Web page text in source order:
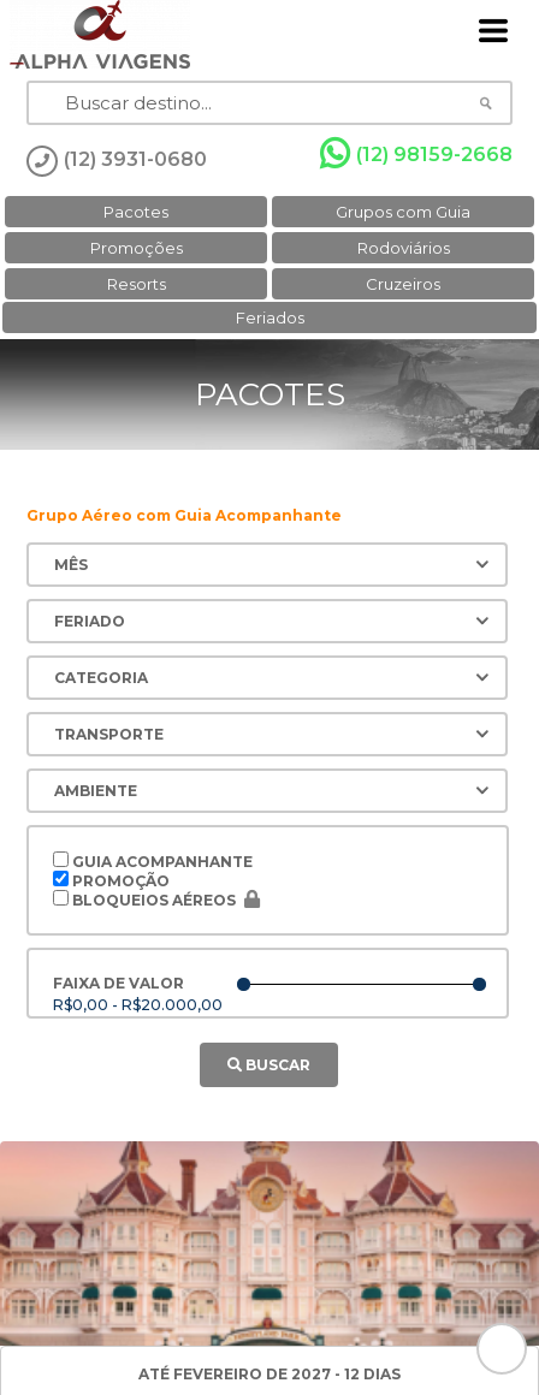
(12) 3931-0680 (12) 98159-2668
Pacotes
Grupos com Guia
Promoções
Rodoviários
Resorts
Cruzeiros
Feriados
PACOTES
Grupo Aéreo com Guia Acompanhante
GUIA ACOMPANHANTE
PROMOÇÃO
BLOQUEIOS AÉREOS
FAIXA DE VALOR
R$0,00 - R$20.000,00
BUSCAR
ATÉ FEVEREIRO DE 2027 - 12 DIAS